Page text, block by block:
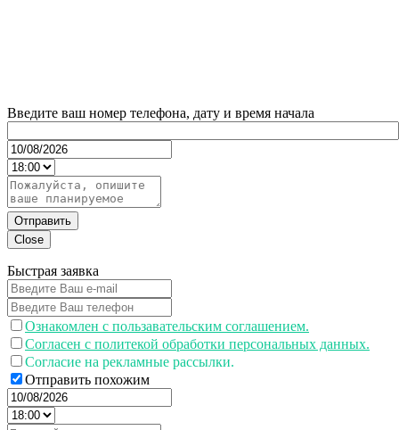
Введите ваш номер телефона, дату и время начала
Отправить
Close
Быстрая заявка
Ознакомлен с пользавательским соглашением.
Согласен с политекой обработки персональных данных.
Согласие на рекламные рассылки.
Отправить похожим